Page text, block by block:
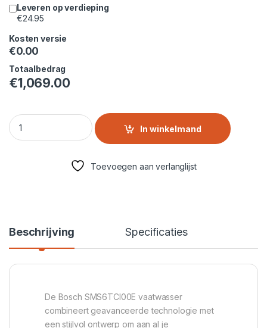
Leveren op verdieping
€24.95
Kosten versie
€0.00
Totaalbedrag
€1,069.00
Bosch Serie 6 vaatwasser | SMS6TCI00E quantity
In winkelmand
Toevoegen aan verlanglijst
Beschrijving Specificaties
De Bosch SMS6TCI00E vaatwasser
combineert geavanceerde technologie met
een stijlvol ontwerp om aan al je